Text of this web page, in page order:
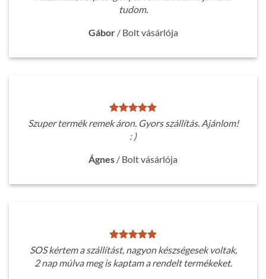
tudom.
Gábor / Bolt vásárlója
Szuper termék remek áron. Gyors szállítás. Ajánlom!
: )
Ágnes / Bolt vásárlója
SOS kértem a szállítást, nagyon készségesek voltak,
2 nap múlva meg is kaptam a rendelt termékeket.